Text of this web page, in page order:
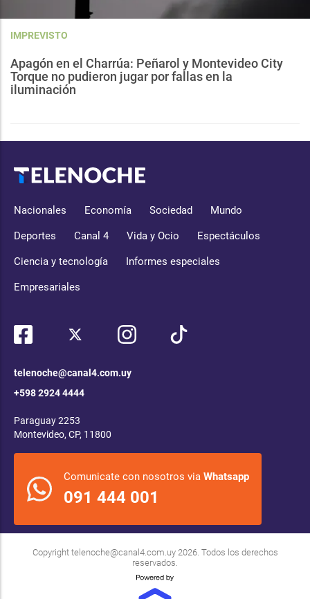
IMPREVISTO
Apagón en el Charrúa: Peñarol y Montevideo City
Torque no pudieron jugar por fallas en la
iluminación
Nacionales Economía Sociedad Mundo
Deportes Canal 4 Vida y Ocio Espectáculos
Ciencia y tecnología Informes especiales
Empresariales
telenoche@canal4.com.uy
+598 2924 4444
Paraguay 2253
Montevideo, CP, 11800
Comunicate con nosotros via Whatsapp
091 444 001
Copyright telenoche@canal4.com.uy2026. Todos los derechos
reservados.